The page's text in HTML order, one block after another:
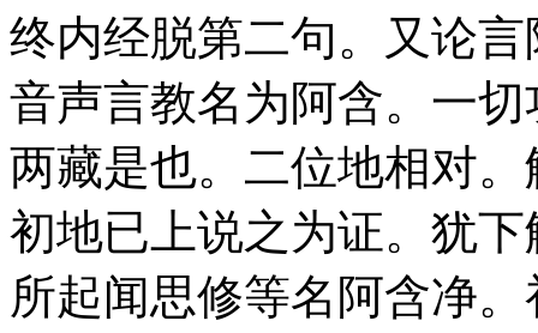
终内经脱第二句。又论
音声言教名为阿含。一
两藏是也。二位地相对
初地已上说之为证。犹
所起闻思修等名阿含净